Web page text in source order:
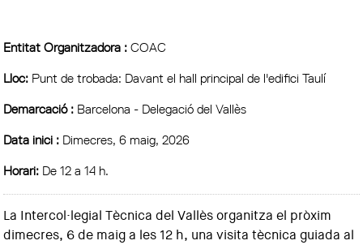
Entitat Organitzadora :COAC
Lloc: Punt de trobada: Davant el hall principal de l'edifici Taulí
Demarcació : Barcelona - Delegació del Vallès
Data inici : Dimecres, 6 maig, 2026
Horari: De 12 a 14 h.
La Intercol·legial Tècnica del Vallès organitza el pròxim
dimecres, 6 de maig a les 12 h, una visita tècnica guiada al